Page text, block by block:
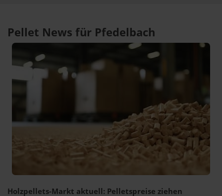
Pellet News für Pfedelbach
Holzpellets-Markt aktuell: Pelletspreise ziehen